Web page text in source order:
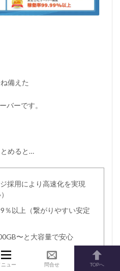
備えた
バーです。
めると…
採用により高速化を実現
％以上
（繋がりやすい安定
〜と大容量で安心
やすい管理画面と操作性
ニュー 問合せ TOPへ